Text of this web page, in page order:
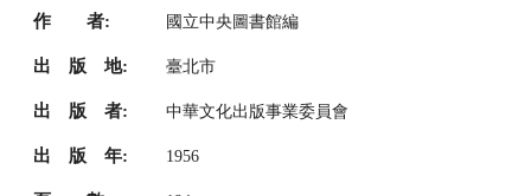
作 者: 國立中央圖書館編
出 版 地: 臺北市
出 版 者: 中華文化出版事業委員會
出 版 年: 1956